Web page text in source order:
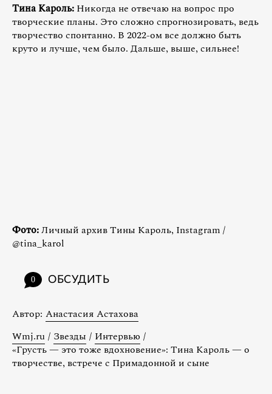
Тина Кароль: Никогда не отвечаю на вопрос про
творческие планы. Это сложно спрогнозировать, ведь
творчество спонтанно. В 2022-ом все должно быть
круто и лучше, чем было. Дальше, выше, сильнее!
Фото:Личный архив Тины Кароль, Instagram /
@tina_karol
0 ОБСУДИТЬ
Автор: Анастасия Астахова
Wmj.ru / Звезды / Интервью /
«Грусть — это тоже вдохновение»: Тина Кароль — о
творчестве, встрече с Примадонной и сыне